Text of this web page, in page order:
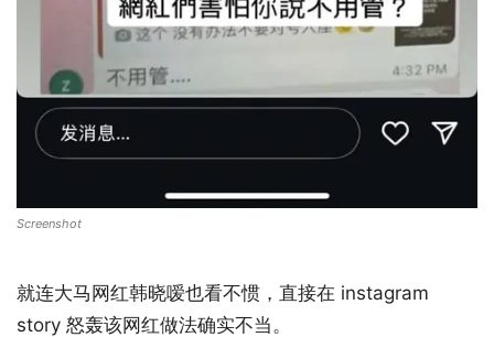
Screenshot
就连大马网红韩晓嗳也看不惯，直接在 instagram
story 怒轰该网红做法确实不当。